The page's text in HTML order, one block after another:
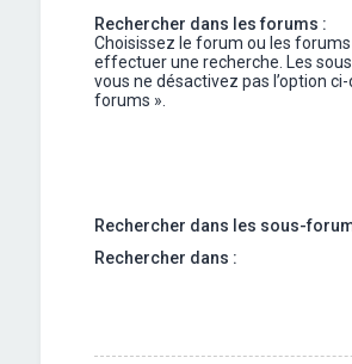
Rechercher dans les forums :
Choisissez le forum ou les
effectuer une recherche. Les
vous ne désactivez pas l’option
forums ».
Rechercher dans les sous-
Rechercher dans :